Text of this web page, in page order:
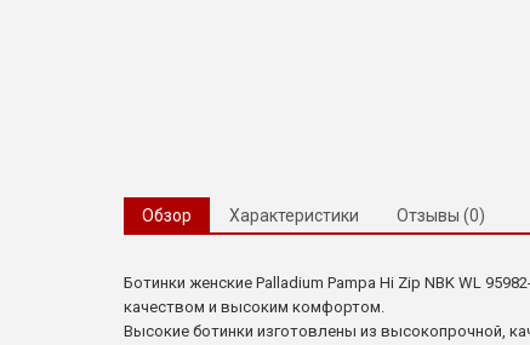
Обзор Характеристики Отзывы (0)
Ботинки женские Palladium Pampa Hi Zip NBK WL
качеством и высоким комфортом.
Высокие ботинки изготовлены из высокопрочной,